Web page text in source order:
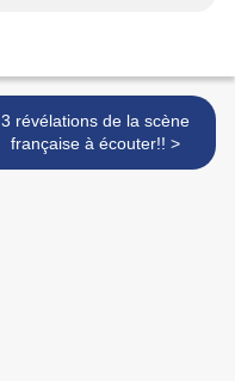
3 révélations de la scène
française à écouter!! >